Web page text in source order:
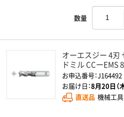
数量
オーエスジー 4刃
ドミル CCーEMS
お申込番号：J164492
お届け日：8月20日（
直送品 機械工